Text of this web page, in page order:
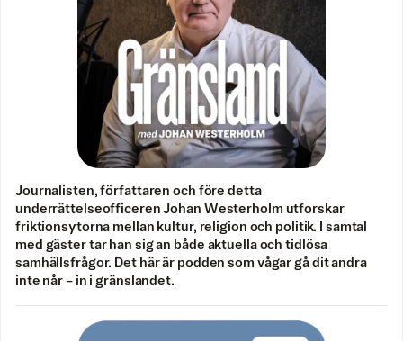
Journalisten, författaren och före detta
underrättelseofficeren Johan Westerholm utforskar
friktionsytorna mellan kultur, religion och politik. I samtal
med gäster tar han sig an både aktuella och tidlösa
samhällsfrågor. Det här är podden som vågar gå dit andra
inte når – in i gränslandet.